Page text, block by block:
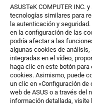
ASUSTeK COMPUTER
tecnologías similares para
la autenticación y
en la configuración de las
podría afectar a las
algunas cookies de
integradas en el vídeo,
haga clic en este botón
cookies. Asimismo, puede
un clic en «Configuración
web de ASUS o a través del
información detallada, visite
Spain / Español
©ASUSTeK Computer Inc.